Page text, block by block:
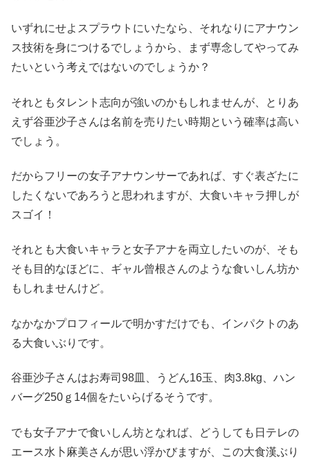
いずれにせよスプラウトにいたなら、それなりにアナウン
ス技術を身につけるでしょうから、まず専念してやってみ
たいという考えではないのでしょうか？
それともタレント志向が強いのかもしれませんが、とりあ
えず谷亜沙子さんは名前を売りたい時期という確率は高い
でしょう。
だからフリーの女子アナウンサーであれば、すぐ表ざたに
したくないであろうと思われますが、大食いキャラ押しが
スゴイ！
それとも大食いキャラと女子アナを両立したいのが、そも
そも目的なほどに、ギャル曾根さんのような食いしん坊か
もしれませんけど。
なかなかプロフィールで明かすだけでも、インパクトのあ
る大食いぶりです。
谷亜沙子さんはお寿司98皿、うどん16玉、肉3.8kg、ハン
バーグ250ｇ14個をたいらげるそうです。
でも女子アナで食いしん坊となれば、どうしても日テレの
エース水卜麻美さんが思い浮かびますが、この大食漢ぶり